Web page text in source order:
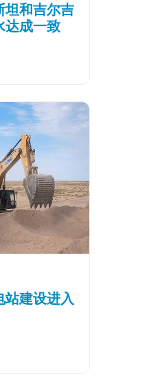
坦和吉尔吉
达成一致
站建设进入